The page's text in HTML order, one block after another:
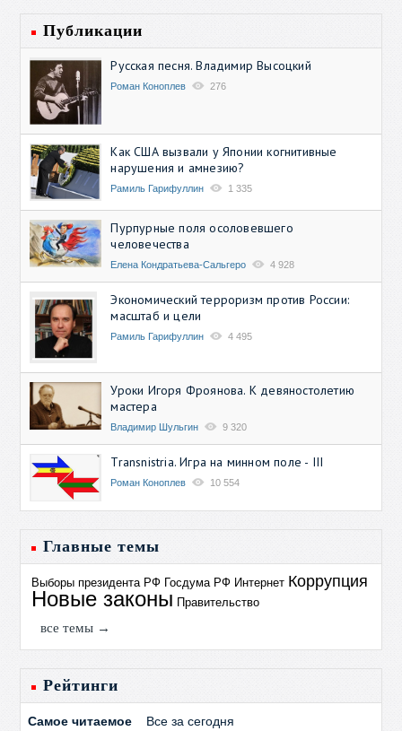
Публикации
Русская песня. Владимир Высоцкий
Роман Коноплев 276
Как США вызвали у Японии когнитивные
нарушения и амнезию?
Рамиль Гарифуллин 1 335
Пурпурные поля осоловевшего
человечества
Елена Кондратьева-Сальгеро 4 928
Экономический терроризм против России:
масштаб и цели
Рамиль Гарифуллин 4 495
Уроки Игоря Фроянова. К девяностолетию
мастера
Владимир Шульгин 9 320
Transnistria. Игра на минном поле - III
Роман Коноплев 10 554
Главные темы
Выборы президента РФ Госдума РФ Интернет Коррупция
Новые законы Правительство
все темы →
Рейтинги
Самое читаемое Все за сегодня